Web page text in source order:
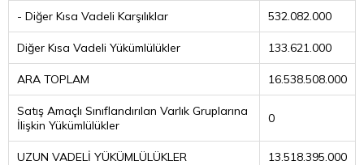
- Diğer Kısa Vadeli Karşılıklar 532.082.000
Diğer Kısa Vadeli Yükümlülükler 133.621.000
ARA TOPLAM 16.538.508.000
Satış Amaçlı Sınıflandırılan Varlık Gruplarına
İlişkin Yükümlülükler
0
UZUN VADELİ YÜKÜMLÜLÜKLER 13.518.395.000